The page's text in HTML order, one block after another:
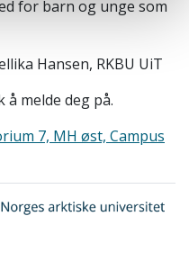
for barn og unge som
Hansen, RKBU UiT
melde deg på.
7, MH øst, Campus